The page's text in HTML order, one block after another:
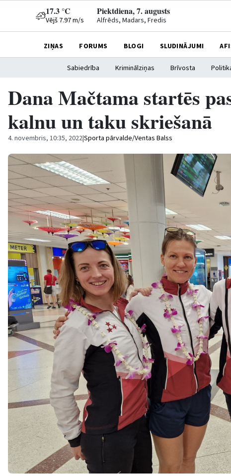
17.3 °C
Vējš 7.97 m/s
Piektdiena, 7. augusts
Alfrēds, Madars, Fredis
ZIŅAS FORUMS BLOGI SLUDINĀJUMI
Sabiedrība Kriminālziņas Brīvosta
Dana Mačtama startēs
kalnu un taku skriešanā
4. novembris, 10:35, 2022|Sporta pārvalde/Ventas Balss